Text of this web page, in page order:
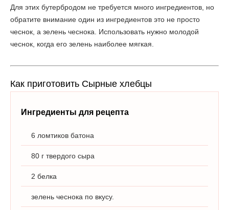
Для этих бутербродом не требуется много ингредиентов, но
обратите внимание один из ингредиентов это не просто
чеснок, а зелень чеснока. Использовать нужно молодой
чеснок, когда его зелень наиболее мягкая.
Как приготовить Сырные хлебцы
Ингредиенты для рецепта
6 ломтиков батона
80 г твердого сыра
2 белка
зелень чеснока по вкусу.